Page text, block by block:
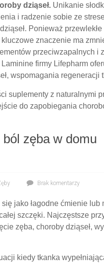
dziąseł. Unikanie
i radzenie sobie ze
Ponieważ
kluczowe znaczenie ma
przeciwzapalnych
firmy Lifepharm
wspomagania regeneracji
suplementy z naturalnymi
do zapobiegania
zęba w domu
Brak komentarzy
jako łagodne ćmienie
szczęki. Najczęstsze
zęba, choroby dziąseł,
kiedy tkanka